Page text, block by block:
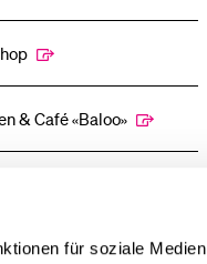
für soziale Medien
& Café «Baloo»